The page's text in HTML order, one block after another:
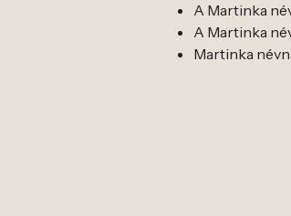
A Martinka
A Martinka
Martinka